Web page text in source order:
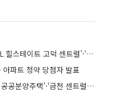
청약홈, ‘고덕신도시 EBC-2BL 힐스테이트 고덕 센트럴’·‘화성 봉담2지구 A-5블록 중흥S-클래스’ 등 아파트 청약 당첨자 발표
아파트 청약 당첨자 발표
청약홈, ‘계룡대실지구 2블록 공공분양주택’·‘금천 센트럴파크 스타힐스’ 등 아파트 청약 당첨자 발표